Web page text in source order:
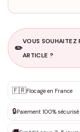
✏️
VOUS SOUHAITEZ
ARTICLE ?
✨
DEVIS GRATUIT
Que souhaitez-vous
🇫🇷Flocage en France
🔒Paiement 100% sécurisé